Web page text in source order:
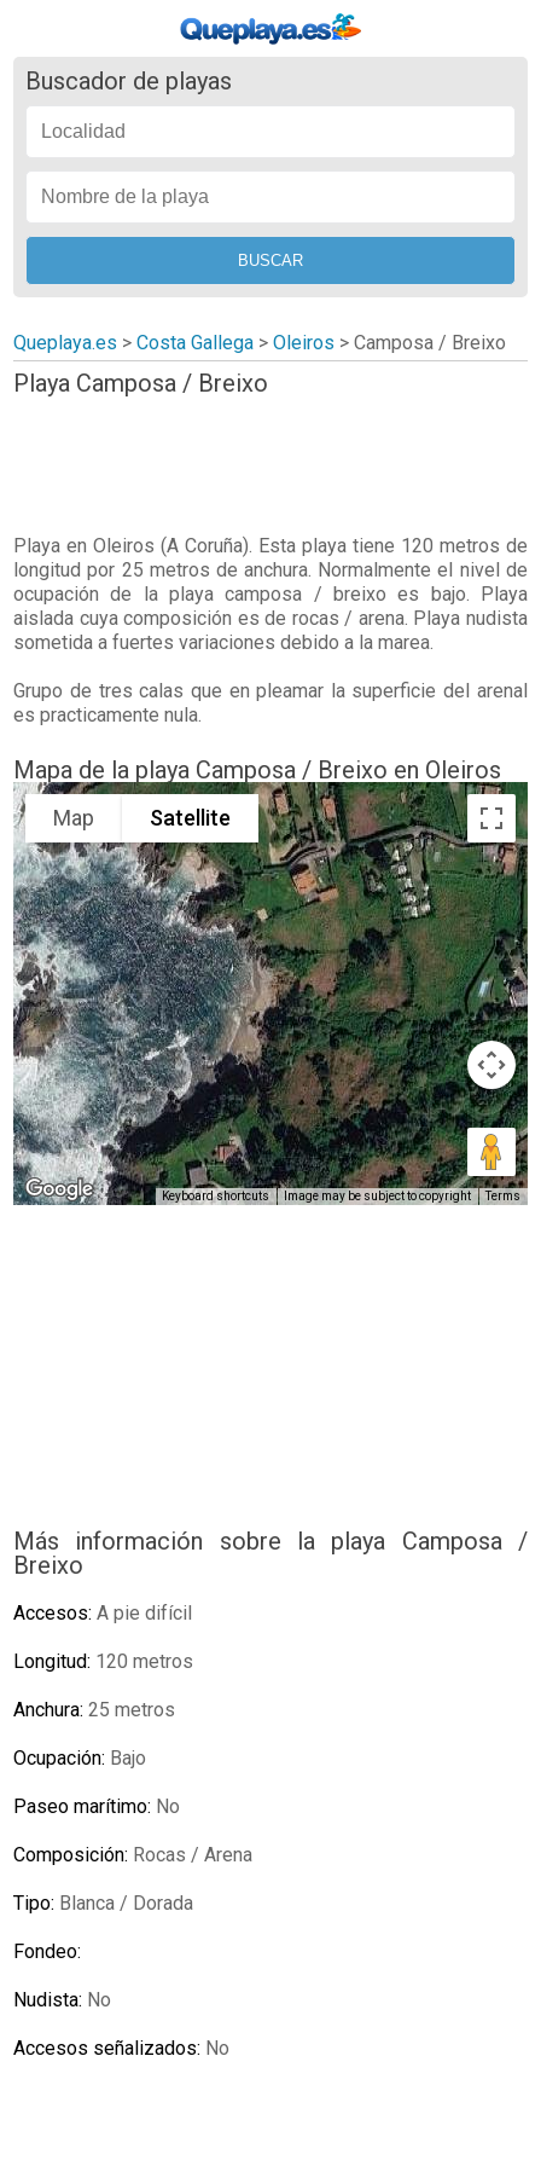
Buscador de playas
Queplaya.es >Costa Gallega >Oleiros >Camposa / Breixo
Playa Camposa / Breixo
Playa enOleiros (A Coruña). Esta playa tiene 120 metros de
longitud por 25 metros de anchura. Normalmente el nivel de
ocupación de la playa camposa / breixo es bajo. Playa
aislada cuya composición es de rocas / arena. Playa nudista
sometida a fuertes variaciones debido a la marea.
Grupo de tres calas que en pleamar la superficie del arenal
es practicamente nula.
Mapa de la playa Camposa / Breixo en Oleiros
Map Satellite
Keyboard shortcuts Image may be subject to copyright Terms
Más información sobre la playa Camposa /
Breixo
Accesos:A pie difícil
Longitud: 120 metros
Anchura:25 metros
Ocupación: Bajo
Paseo marítimo: No
Composición: Rocas / Arena
Tipo: Blanca / Dorada
Fondeo:
Nudista: No
Accesos señalizados: No